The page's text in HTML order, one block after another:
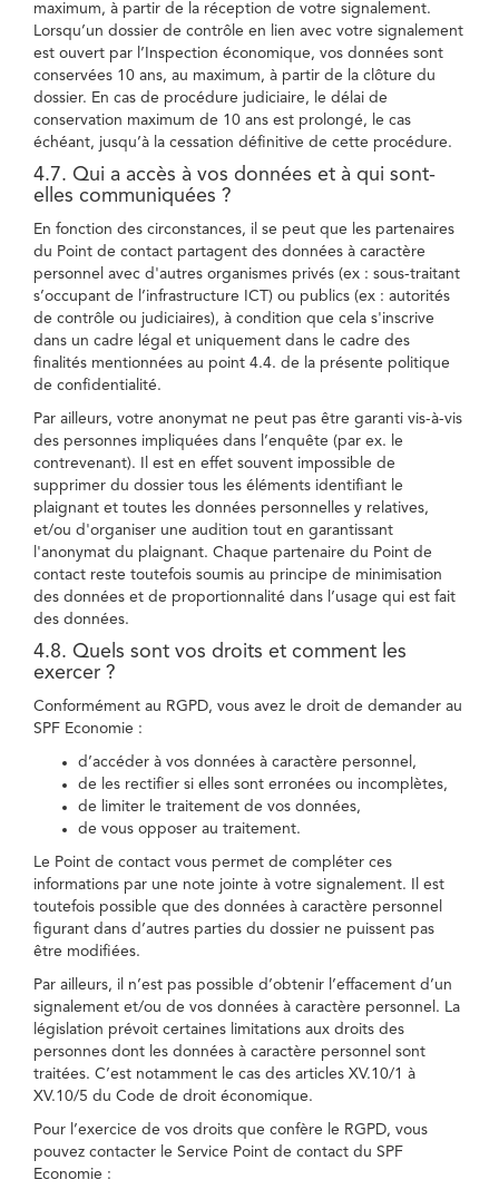
maximum, à partir de la réception de votre signalement.
Lorsqu’un dossier de contrôle en lien avec votre signalement
est ouvert par l’Inspection économique, vos données sont
conservées 10 ans, au maximum, à partir de la clôture du
dossier. En cas de procédure judiciaire, le délai de
conservation maximum de 10 ans est prolongé, le cas
échéant, jusqu’à la cessation définitive de cette procédure.
4.7. Qui a accès à vos données et à qui sont-
elles communiquées ?
En fonction des circonstances, il se peut que les partenaires
du Point de contact partagent des données à caractère
personnel avec d'autres organismes privés (ex : sous-traitant
s’occupant de l’infrastructure ICT) ou publics (ex : autorités
de contrôle ou judiciaires), à condition que cela s'inscrive
dans un cadre légal et uniquement dans le cadre des
finalités mentionnées au point 4.4. de la présente politique
de confidentialité.
Par ailleurs, votre anonymat ne peut pas être garanti vis-à-vis
des personnes impliquées dans l’enquête (par ex. le
contrevenant). Il est en effet souvent impossible de
supprimer du dossier tous les éléments identifiant le
plaignant et toutes les données personnelles y relatives,
et/ou d'organiser une audition tout en garantissant
l'anonymat du plaignant. Chaque partenaire du Point de
contact reste toutefois soumis au principe de minimisation
des données et de proportionnalité dans l’usage qui est fait
des données.
4.8. Quels sont vos droits et comment les
exercer ?
Conformément au RGPD, vous avez le droit de demander au
SPF Economie :
d’accéder à vos données à caractère personnel,
de les rectifier si elles sont erronées ou incomplètes,
de limiter le traitement de vos données,
de vous opposer au traitement.
Le Point de contact vous permet de compléter ces
informations par une note jointe à votre signalement. Il est
toutefois possible que des données à caractère personnel
figurant dans d’autres parties du dossier ne puissent pas
être modifiées.
Par ailleurs, il n’est pas possible d’obtenir l’effacement d’un
signalement et/ou de vos données à caractère personnel. La
législation prévoit certaines limitations aux droits des
personnes dont les données à caractère personnel sont
traitées. C’est notamment le cas des articles XV.10/1 à
XV.10/5 du Code de droit économique.
Pour l’exercice de vos droits que confère le RGPD, vous
pouvez contacter le Service Point de contact du SPF
Economie :